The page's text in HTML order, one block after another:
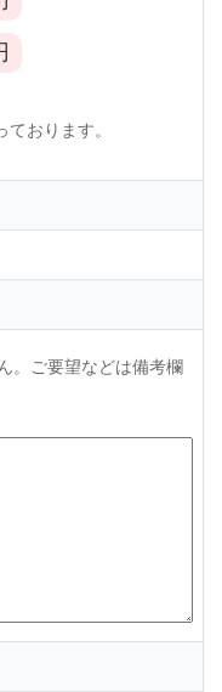
おります。
。ご要望などは備考欄